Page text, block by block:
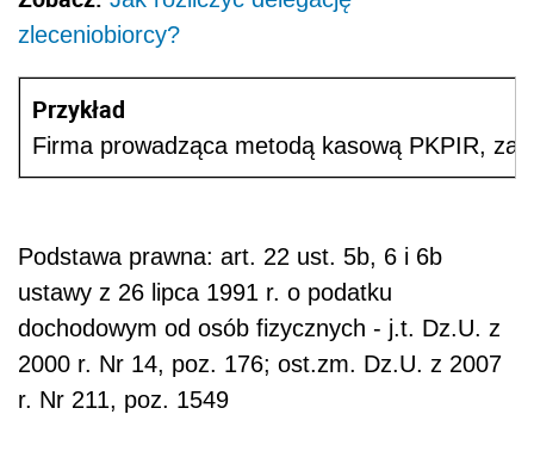
zleceniobiorcy?
Przykład
Firma prowadząca metodą kasową PKPIR,
Podstawa prawna: art. 22 ust. 5b, 6 i 6b
ustawy z 26 lipca 1991 r. o podatku
dochodowym od osób fizycznych - j.t. Dz.U. z
2000 r. Nr 14, poz. 176; ost.zm. Dz.U. z 2007
r. Nr 211, poz. 1549